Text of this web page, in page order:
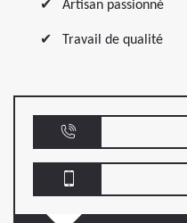
Artisan passionné
Travail de qualité